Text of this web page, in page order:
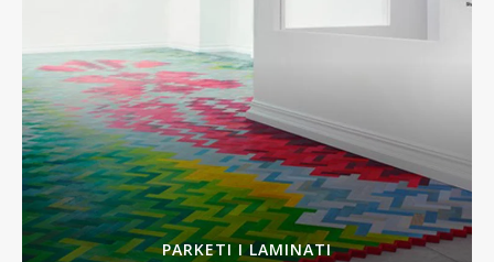
PARKETI I LAMINATI